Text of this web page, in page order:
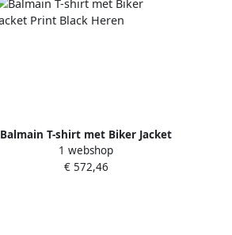
Balmain T-shirt met Biker Jacket
Print Black Heren
1 webshop
€ 572,46